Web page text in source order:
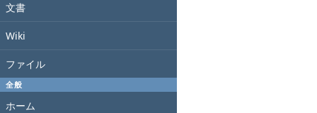
文書
Wiki
ファイル
全般
ホーム